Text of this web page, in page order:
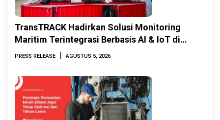
TransTRACK Hadirkan Solusi Monitoring
Maritim Terintegrasi Berbasis AI & IoT di
Indonesia Marine & Offshore Expo (IMOX)
PRESS RELEASE AGUSTUS 5, 2026